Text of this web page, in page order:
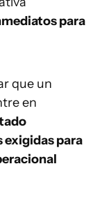
para
que un
en
para